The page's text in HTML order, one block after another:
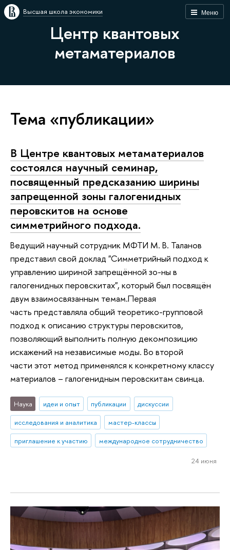
Меню
Высшая школа экономики
Центр квантовых
метаматериалов
Тема «публикации»
В Центре квантовых метаматериалов
состоялся научный семинар,
посвященный предсказанию ширины
запрещенной зоны галогенидных
перовскитов на основе
симметрийного подхода.
Ведущий научный сотрудник МФТИ М. В. Таланов
представил свой доклад "Симметрийный подход к
управлению шириной запрещённой зо-ны в
галогенидных перовскитах", который был посвящён
двум взаимосвязанным темам.Первая
часть представляла общий теоретико-групповой
подход к описанию структуры перовскитов,
позволяющий выполнить полную декомпозицию
искажений на независимые моды. Во второй
части этот метод применялся к конкретному классу
материалов – галогенидным перовскитам свинца.
Наука идеи и опыт публикации
дискуссии
исследования и аналитика
мастер-классы
приглашение к участию
международное сотрудничество
24 июня